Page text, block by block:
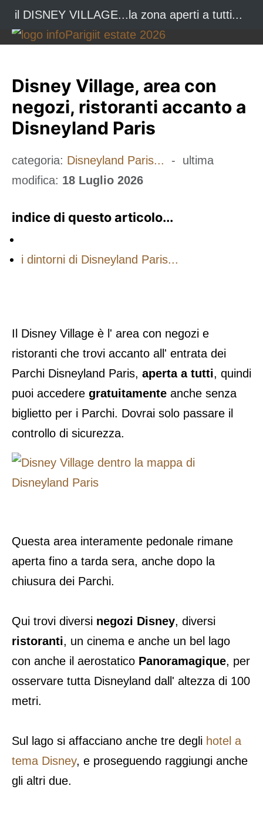
Disney Village, area con
negozi, ristoranti accanto a
Disneyland Paris
categoria: Disneyland Paris... - ultima
modifica: 18 Luglio 2026
indice di questo articolo...
i dintorni di Disneyland Paris...
Il Disney Village è l' area con negozi e
ristoranti che trovi accanto all' entrata dei
Parchi Disneyland Paris, aperta a tutti, quindi
puoi accedere gratuitamente anche senza
biglietto per i Parchi. Dovrai solo passare il
controllo di sicurezza.
Questa area interamente pedonale rimane
aperta fino a tarda sera, anche dopo la
chiusura dei Parchi.
Qui trovi diversi negozi Disney, diversi
ristoranti, un cinema e anche un bel lago
con anche il aerostatico Panoramagique, per
osservare tutta Disneyland dall' altezza di 100
metri.
Sul lago si affacciano anche tre degli hotel a
tema Disney, e proseguendo raggiungi anche
gli altri due.
il DISNEY VILLAGE...la zona aperti a tutti...